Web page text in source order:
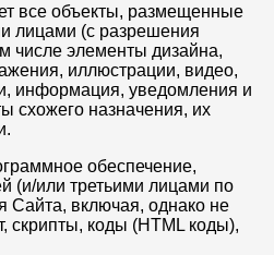
все объекты, размещенные
лицами (с разрешения
числе элементы дизайна,
иллюстрации, видео,
информация, уведомления и
схожего назначения, их
обеспечение,
(и/или третьими лицами по
Сайта, включая, однако не
скрипты, коды (HTML коды),